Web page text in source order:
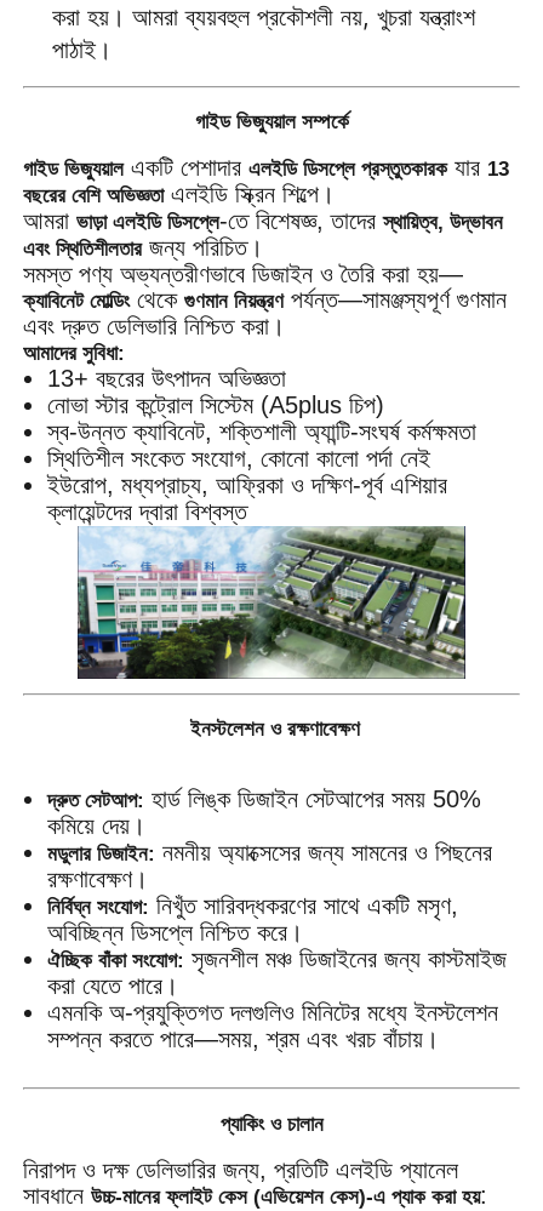
করা হয়। আমরা ব্যয়বহুল প্রকৌশলী নয়, খুচরা যন্ত্রাংশ
পাঠাই।
গাইড ভিজ্যুয়াল সম্পর্কে
গাইড ভিজ্যুয়ালএকটি পেশাদারএলইডি ডিসপ্লে প্রস্তুতকারকযার 13
বছরের বেশি অভিজ্ঞতাএলইডি স্ক্রিন শিল্পে।
আমরাভাড়া এলইডি ডিসপ্লে-তে বিশেষজ্ঞ, তাদেরস্থায়িত্ব, উদ্ভাবন
এবং স্থিতিশীলতারজন্য পরিচিত।
সমস্ত পণ্য অভ্যন্তরীণভাবে ডিজাইন ও তৈরি করা হয়—
ক্যাবিনেট মোল্ডিংথেকেগুণমান নিয়ন্ত্রণপর্যন্ত—সামঞ্জস্যপূর্ণ গুণমান
এবং দ্রুত ডেলিভারি নিশ্চিত করা।
আমাদের সুবিধা:
13+ বছরের উৎপাদন অভিজ্ঞতা
নোভা স্টার কন্ট্রোল সিস্টেম (A5plus চিপ)
স্ব-উন্নত ক্যাবিনেট, শক্তিশালী অ্যান্টি-সংঘর্ষ কর্মক্ষমতা
স্থিতিশীল সংকেত সংযোগ, কোনো কালো পর্দা নেই
ইউরোপ, মধ্যপ্রাচ্য, আফ্রিকা ও দক্ষিণ-পূর্ব এশিয়ার
ক্লায়েন্টদের দ্বারা বিশ্বস্ত
ইনস্টলেশন ও রক্ষণাবেক্ষণ
দ্রুত সেটআপ: হার্ড লিঙ্ক ডিজাইন সেটআপের সময় 50%
কমিয়ে দেয়।
মডুলার ডিজাইন: নমনীয় অ্যাক্সেসের জন্য সামনের ও পিছনের
রক্ষণাবেক্ষণ।
নির্বিঘ্ন সংযোগ: নিখুঁত সারিবদ্ধকরণের সাথে একটি মসৃণ,
অবিচ্ছিন্ন ডিসপ্লে নিশ্চিত করে।
ঐচ্ছিক বাঁকা সংযোগ: সৃজনশীল মঞ্চ ডিজাইনের জন্য কাস্টমাইজ
করা যেতে পারে।
এমনকি অ-প্রযুক্তিগত দলগুলিও মিনিটের মধ্যে ইনস্টলেশন
সম্পন্ন করতে পারে—সময়, শ্রম এবং খরচ বাঁচায়।
প্যাকিং ও চালান
নিরাপদ ও দক্ষ ডেলিভারির জন্য, প্রতিটি এলইডি প্যানেল
সাবধানেউচ্চ-মানের ফ্লাইট কেস (এভিয়েশন কেস)-এ প্যাক করা হয়: